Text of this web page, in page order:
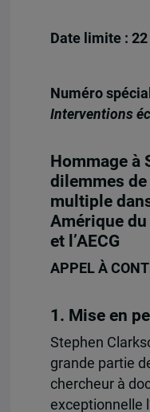
Date limite :
Numéro
Interventions
Hommage à
dilemmes
multiple
Amérique du
et l’AECG
APPEL À
1. Mise en
Stephen
grande partie
chercheur à
exceptionnelle